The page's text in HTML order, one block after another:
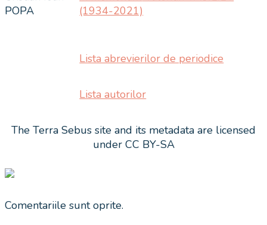
POPA
(1934-2021)
Lista abrevierilor de periodice
Lista autorilor
The Terra Sebus site and its metadata are licensed
under CC BY-SA
Comentariile sunt oprite.